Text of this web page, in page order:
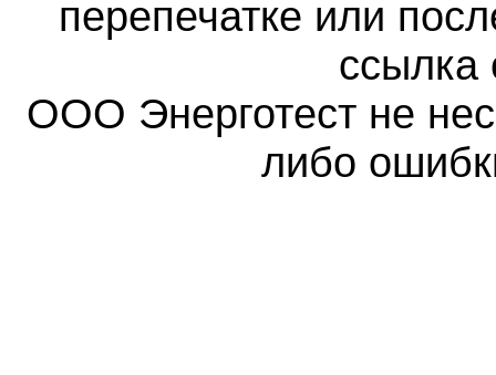
перепечатке или
ссылка
ООО Энерготест не
либо